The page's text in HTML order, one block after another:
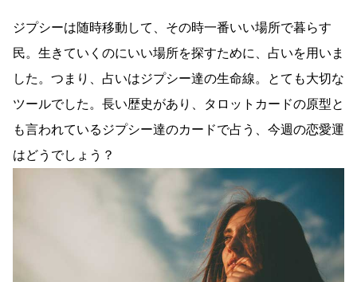
ジプシーは随時移動して、その時一番いい場所で暮らす
民。生きていくのにいい場所を探すために、占いを用いま
した。つまり、占いはジプシー達の生命線。とても大切な
ツールでした。長い歴史があり、タロットカードの原型と
も言われているジプシー達のカードで占う、今週の恋愛運
はどうでしょう？